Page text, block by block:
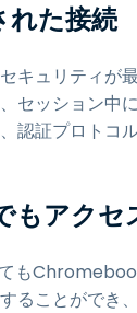
れた接続
キュリティが
セッション中
認証プロトコ
もアクセ
も
ることができ